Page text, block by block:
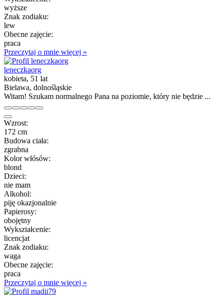
wyższe
Znak zodiaku:
lew
Obecne zajęcie:
praca
Przeczytaj o mnie więcej »
leneczkaorg
kobieta, 51 lat
Bielawa, dolnośląskie
Witam! Szukam normalnego Pana na poziomie, który nie będzie ...
Wzrost:
172 cm
Budowa ciała:
zgrabna
Kolor włósów:
blond
Dzieci:
nie mam
Alkohol:
piję okazjonalnie
Papierosy:
obojętny
Wykształcenie:
licencjat
Znak zodiaku:
waga
Obecne zajęcie:
praca
Przeczytaj o mnie więcej »